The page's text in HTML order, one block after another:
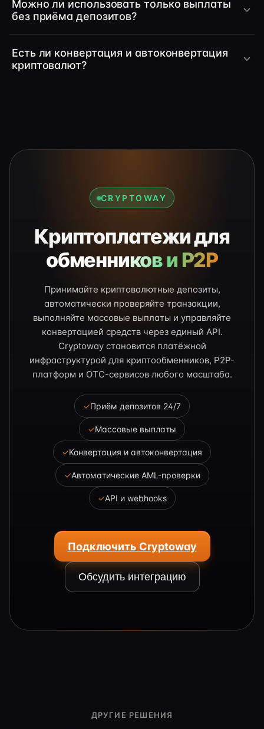
Можно ли использовать только выплаты
без приёма депозитов?
Есть ли конвертация и автоконвертация
криптовалют?
CRYPTOWAY
Криптоплатежи для
обменников и P2P
Принимайте криптовалютные депозиты,
автоматически проверяйте транзакции,
выполняйте массовые выплаты и управляйте
конвертацией средств через единый API.
Cryptoway становится платёжной
инфраструктурой для криптообменников, P2P-
платформ и OTC-сервисов любого масштаба.
✓Приём депозитов 24/7
✓Массовые выплаты
✓Конвертация и автоконвертация
✓Автоматические AML-проверки
✓API и webhooks
Подключить Cryptoway
Обсудить интеграцию
ДРУГИЕ РЕШЕНИЯ